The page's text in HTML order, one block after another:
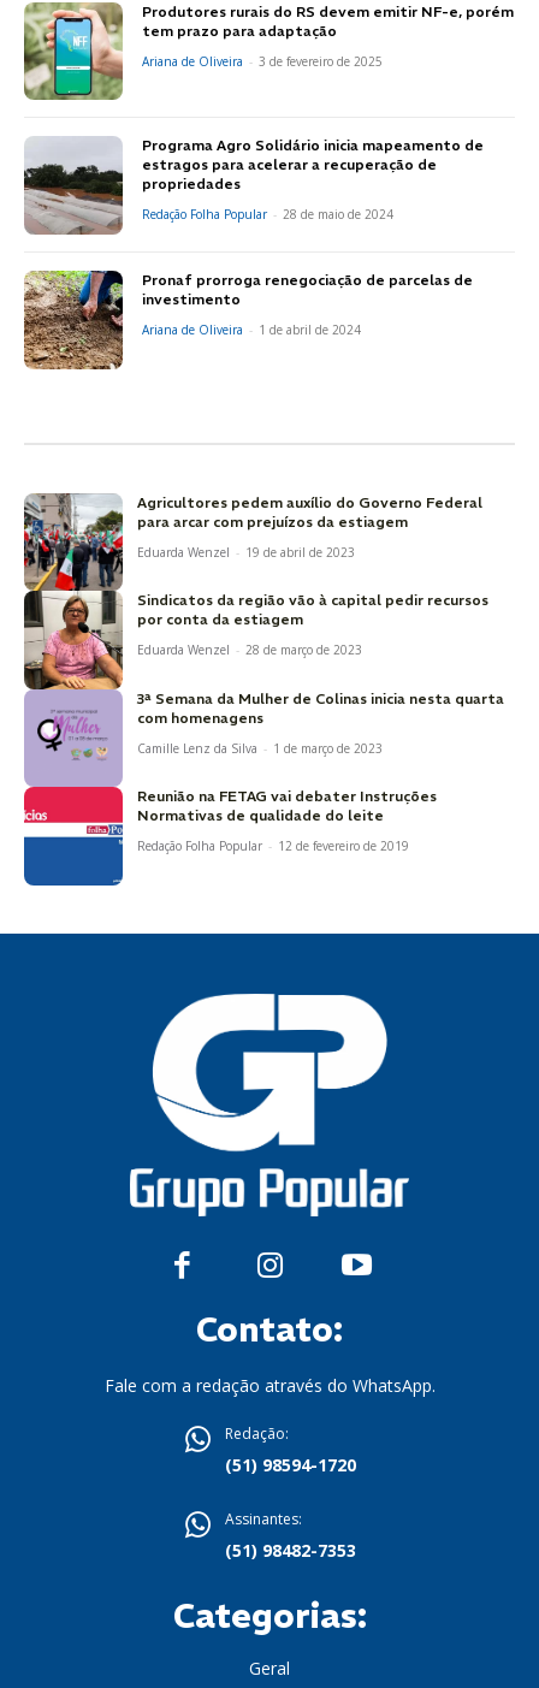
Produtores rurais do RS devem emitir NF-e, porém
tem prazo para adaptação
Ariana de Oliveira - 3 de fevereiro de 2025
Programa Agro Solidário inicia mapeamento de
estragos para acelerar a recuperação de
propriedades
Redação Folha Popular - 28 de maio de 2024
Pronaf prorroga renegociação de parcelas de
investimento
Ariana de Oliveira - 1 de abril de 2024
Agricultores pedem auxílio do Governo Federal
para arcar com prejuízos da estiagem
Eduarda Wenzel - 19 de abril de 2023
Sindicatos da região vão à capital pedir recursos
por conta da estiagem
Eduarda Wenzel - 28 de março de 2023
3ª Semana da Mulher de Colinas inicia nesta quarta
com homenagens
Camille Lenz da Silva - 1 de março de 2023
Reunião na FETAG vai debater Instruções
Normativas de qualidade do leite
Redação Folha Popular - 12 de fevereiro de 2019
Contato:
Fale com a redação através do WhatsApp.
Redação:
(51) 98594-1720
Assinantes:
(51) 98482-7353
Categorias:
Geral